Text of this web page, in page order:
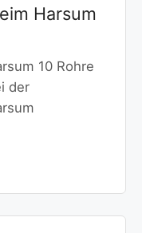
Harsum
10 Rohre
der